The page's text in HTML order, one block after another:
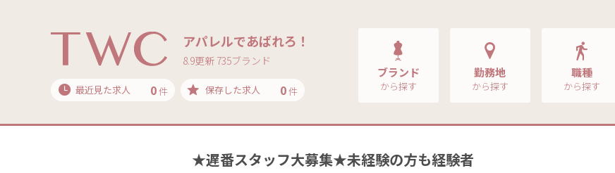
アパレルであばれろ！
8.9更新 735ブランド
最近見た求人 0件 保存した求人 0件
ブランド
から探す
勤務地
から探す
職種
から探す
★遅番スタッフ大募集★未経験の方も経験者